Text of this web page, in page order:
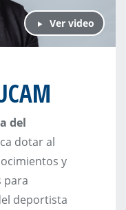
Ver video
del
dotar al
y
para
deportista